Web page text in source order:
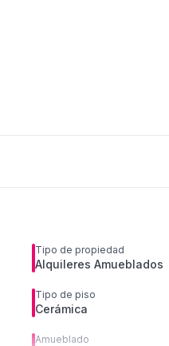
Tipo de propiedad
Alquileres Amueblados
Tipo de piso
Cerámica
Amueblado